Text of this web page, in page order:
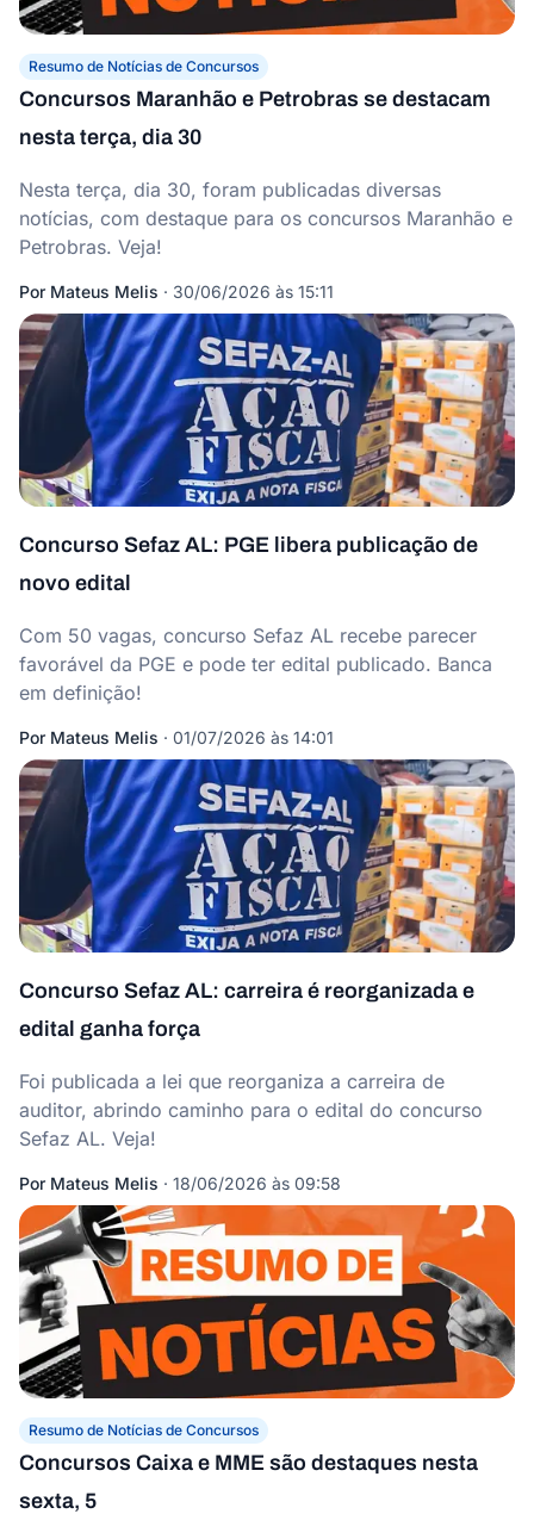
Resumo de Notícias de Concursos
Concursos Maranhão e Petrobras se destacam
nesta terça, dia 30
Nesta terça, dia 30, foram publicadas diversas
notícias, com destaque para os concursos Maranhão e
Petrobras. Veja!
Por Mateus Melis · 30/06/2026 às 15:11
Concurso Sefaz AL: PGE libera publicação de
novo edital
Com 50 vagas, concurso Sefaz AL recebe parecer
favorável da PGE e pode ter edital publicado. Banca
em definição!
Por Mateus Melis · 01/07/2026 às 14:01
Concurso Sefaz AL: carreira é reorganizada e
edital ganha força
Foi publicada a lei que reorganiza a carreira de
auditor, abrindo caminho para o edital do concurso
Sefaz AL. Veja!
Por Mateus Melis · 18/06/2026 às 09:58
Resumo de Notícias de Concursos
Concursos Caixa e MME são destaques nesta
sexta, 5